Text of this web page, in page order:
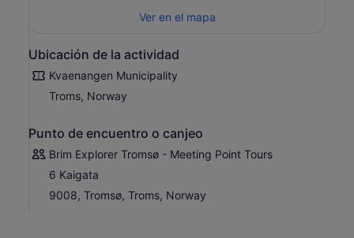
Ver en el mapa
Ubicación de la actividad
Kvaenangen Municipality
Troms, Norway
Punto de encuentro o canjeo
Brim Explorer Tromsø - Meeting Point Tours
6 Kaigata
9008, Tromsø, Troms, Norway